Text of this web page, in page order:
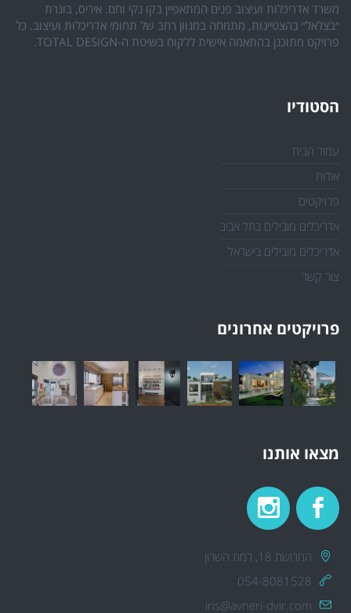
משרד אדריכלות ועיצוב פנים המתאפיין בקו נקי וחם. איריס, בוגרת
״בצלאל״ בהצטיינות, מתמחה במגוון רחב של תחומי אדריכלות ועיצוב. כל
פרויקט מתוכנן בהתאמה אישית ללקוח בשיטת ה-TOTAL DESIGN.
הסטודיו
עמוד הבית
אודות
פרויקטים
אדריכלים מובילים בתל אביב
אדריכלים מובילים בישראל
צור קשר
פרויקטים אחרונים
מצאו אותנו
החרושת 18, רמת השרון
054-8081528
iris@avneri-dvir.com